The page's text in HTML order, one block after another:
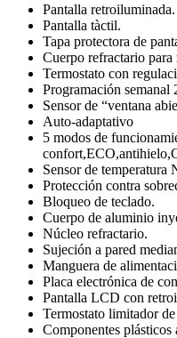
Pantalla retroiluminada.
Pantalla tàctil.
Tapa protectora de
Cuerpo refractario
Termostato con
Programación semanal
Sensor de “ventana
Auto-adaptativo
5 modos de
Sensor de temperatura
Protección contra
Bloqueo de teclado.
Cuerpo de aluminio
Núcleo refractario.
Sujeción a pared
Manguera de
Placa electrónica de
Pantalla LCD con
Termostato limitador
Componentes plásticos